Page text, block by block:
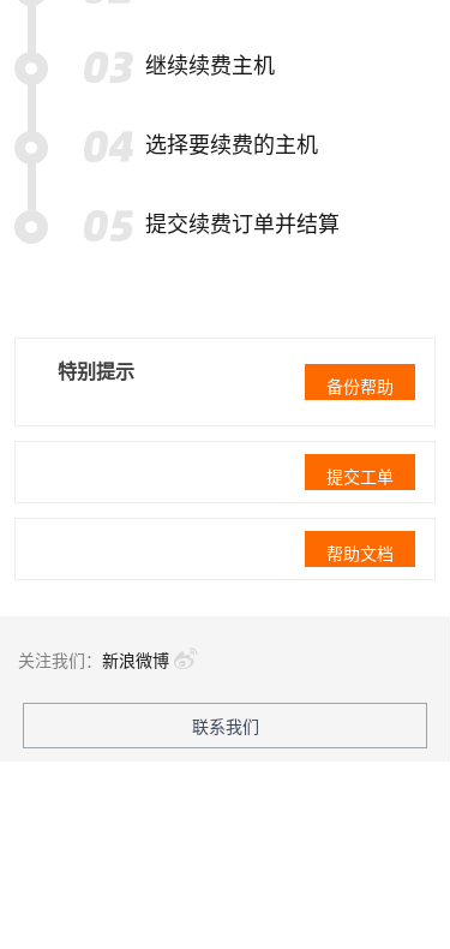
继续续费主机
选择要续费的主机
提交续费订单并结算
特别提示
备份帮助
提交工单
帮助文档